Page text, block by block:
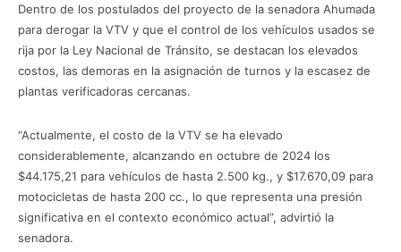
Dentro de los postulados del proyecto de la senadora Ahumada
para derogar la VTV y que el control de los vehículos usados se
rija por la Ley Nacional de Tránsito, se destacan los elevados
costos, las demoras en la asignación de turnos y la escasez de
plantas verificadoras cercanas.
“Actualmente, el costo de la VTV se ha elevado
considerablemente, alcanzando en octubre de 2024 los
$44.175,21 para vehículos de hasta 2.500 kg., y $17.670,09 para
motocicletas de hasta 200 cc., lo que representa una presión
significativa en el contexto económico actual”, advirtió la
senadora.